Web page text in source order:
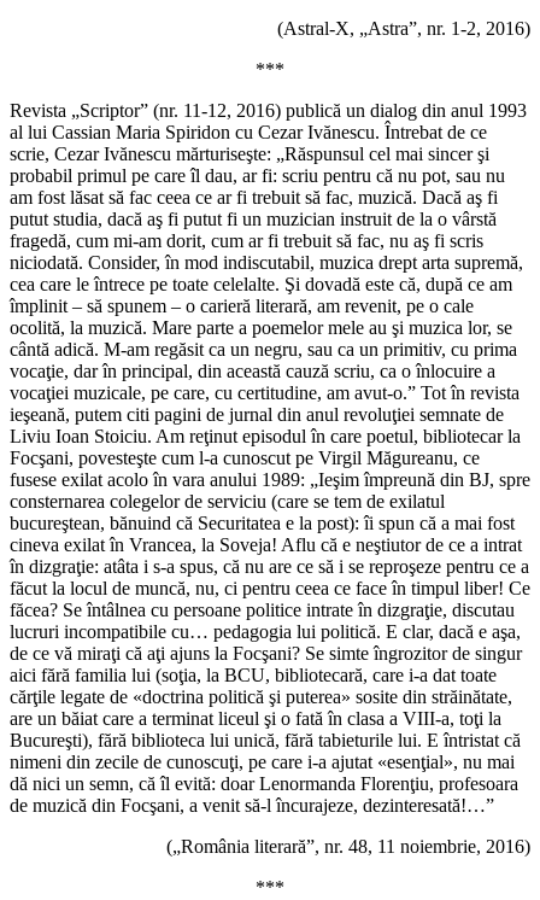
(Astral-X, „Astra”, nr. 1-2, 2016)
***
Revista „Scriptor” (nr. 11-12, 2016) publică un dialog din anul 1993
al lui Cassian Maria Spiridon cu Cezar Ivănescu. Întrebat de ce
scrie, Cezar Ivănescu mărturiseşte: „Răspunsul cel mai sincer şi
probabil primul pe care îl dau, ar fi: scriu pentru că nu pot, sau nu
am fost lăsat să fac ceea ce ar fi trebuit să fac, muzică. Dacă aş fi
putut studia, dacă aş fi putut fi un muzician instruit de la o vârstă
fragedă, cum mi-am dorit, cum ar fi trebuit să fac, nu aş fi scris
niciodată. Consider, în mod indiscutabil, muzica drept arta supremă,
cea care le întrece pe toate celelalte. Şi dovadă este că, după ce am
împlinit – să spunem – o carieră literară, am revenit, pe o cale
ocolită, la muzică. Mare parte a poemelor mele au şi muzica lor, se
cântă adică. M-am regăsit ca un negru, sau ca un primitiv, cu prima
vocaţie, dar în principal, din această cauză scriu, ca o înlocuire a
vocaţiei muzicale, pe care, cu certitudine, am avut-o.” Tot în revista
ieşeană, putem citi pagini de jurnal din anul revoluţiei semnate de
Liviu Ioan Stoiciu. Am reţinut episodul în care poetul, bibliotecar la
Focşani, povesteşte cum l-a cunoscut pe Virgil Măgureanu, ce
fusese exilat acolo în vara anului 1989: „Ieşim împreună din BJ, spre
consternarea colegelor de serviciu (care se tem de exilatul
bucureştean, bănuind că Securitatea e la post): îi spun că a mai fost
cineva exilat în Vrancea, la Soveja! Aflu că e neştiutor de ce a intrat
în dizgraţie: atâta i s-a spus, că nu are ce să i se reproşeze pentru ce a
făcut la locul de muncă, nu, ci pentru ceea ce face în timpul liber! Ce
făcea? Se întâlnea cu persoane politice intrate în dizgraţie, discutau
lucruri incompatibile cu… pedagogia lui politică. E clar, dacă e aşa,
de ce vă miraţi că aţi ajuns la Focşani? Se simte îngrozitor de singur
aici fără familia lui (soţia, la BCU, bibliotecară, care i-a dat toate
cărţile legate de «doctrina politică şi puterea» sosite din străinătate,
are un băiat care a terminat liceul şi o fată în clasa a VIII-a, toţi la
Bucureşti), fără biblioteca lui unică, fără tabieturile lui. E întristat că
nimeni din zecile de cunoscuţi, pe care i-a ajutat «esenţial», nu mai
dă nici un semn, că îl evită: doar Lenormanda Florenţiu, profesoara
de muzică din Focşani, a venit să-l încurajeze, dezinteresată!…”
(„România literară”, nr. 48, 11 noiembrie, 2016)
***